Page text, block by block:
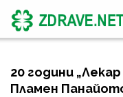
20 години
Пламен